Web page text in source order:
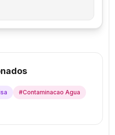
#Contaminacao Agua